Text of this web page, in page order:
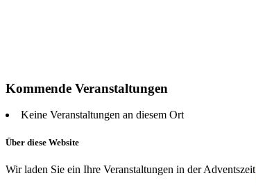
Kommende Veranstaltungen
Keine Veranstaltungen an diesem Ort
Über diese Website
Wir laden Sie ein Ihre Veranstaltungen in der Adventszeit